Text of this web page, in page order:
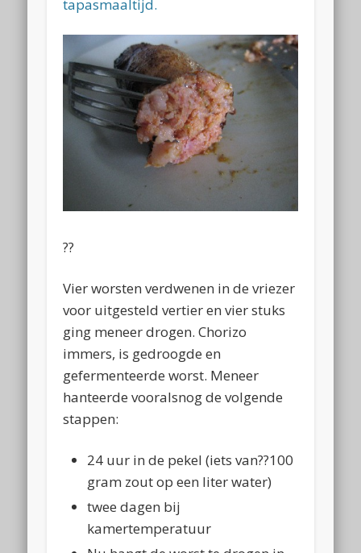
tapasmaaltijd.
??
Vier worsten verdwenen in de vriezer
voor uitgesteld vertier en vier stuks
ging meneer drogen. Chorizo
immers, is gedroogde en
gefermenteerde worst. Meneer
hanteerde vooralsnog de volgende
stappen:
24 uur in de pekel (iets van??100
gram zout op een liter water)
twee dagen bij
kamertemperatuur